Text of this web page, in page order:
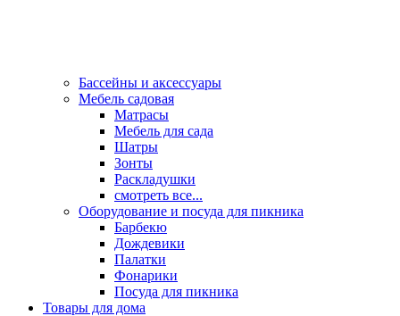
Бассейны и аксессуары
Мебель садовая
Матрасы
Мебель для сада
Шатры
Зонты
Раскладушки
смотреть все...
Оборудование и посуда для пикника
Барбекю
Дождевики
Палатки
Фонарики
Посуда для пикника
Товары для дома